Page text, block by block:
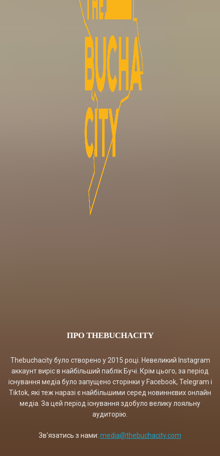
ПРО THEBUCHACITY
Thebuchacity було створено у 2015 році. Невеликий Instagram
аккаунт виріс в найбільший паблік Бучі. Крім цього, за період
існування медіа було запущено сторінки у Facebook, Telegram і
Tiktok, які теж наразі є найбільшими серед новиннєвих онлайн
медіа. За цей період існування здобуло велику лояльну
аудиторію.
Зв'язатись з нами: media@thebuchacity.com